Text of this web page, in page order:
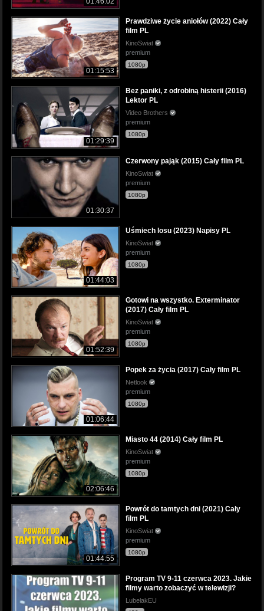
01:15:53
Prawdziwe życie aniołów (2022) Cały
film PL
KinoSwiat
premium
1080p
01:29:39
Bez paniki, z odrobiną histerii (2016)
Lektor PL
Video Brothers
premium
1080p
01:30:37
Czerwony pająk (2015) Cały film PL
KinoSwiat
premium
1080p
01:44:03
Uśmiech losu (2023) Napisy PL
KinoSwiat
premium
1080p
01:52:39
Gotowi na wszystko. Exterminator
(2017) Cały film PL
KinoSwiat
premium
1080p
01:06:44
Popek za życia (2017) Cały film PL
Netlook
premium
1080p
02:06:46
Miasto 44 (2014) Cały film PL
KinoSwiat
premium
1080p
01:44:55
Powrót do tamtych dni (2021) Cały
film PL
KinoSwiat
premium
1080p
Program TV 9-11 czerwca 2023. Jakie
filmy warto zobaczyć w telewizji?
LubelakEU